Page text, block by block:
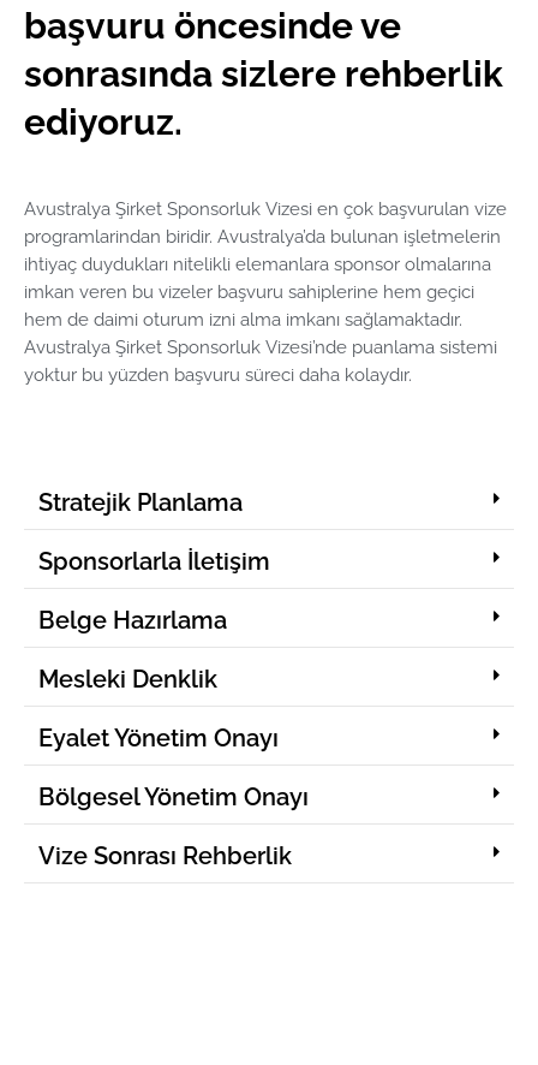
başvuru öncesinde ve
sonrasında sizlere rehberlik
ediyoruz.
Avustralya Şirket Sponsorluk Vizesi en çok başvurulan vize
programlarindan biridir. Avustralya’da bulunan işletmelerin
ihtiyaç duydukları nitelikli elemanlara sponsor olmalarına
imkan veren bu vizeler başvuru sahiplerine hem geçici
hem de daimi oturum izni alma imkanı sağlamaktadır.
Avustralya Şirket Sponsorluk Vizesi’nde puanlama sistemi
yoktur bu yüzden başvuru süreci daha kolaydır.
Stratejik Planlama
Sponsorlarla İletişim
Belge Hazırlama
Mesleki Denklik
Eyalet Yönetim Onayı
Bölgesel Yönetim Onayı
Vize Sonrası Rehberlik